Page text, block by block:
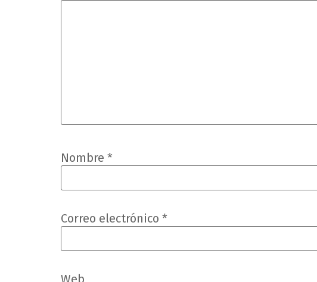
Nombre *
Correo electrónico *
Web